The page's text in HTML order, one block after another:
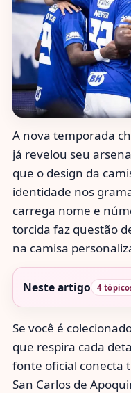
A nova temporada
já revelou seu
que o design da
identidade nos
carrega nome e
torcida faz questão
na camisa
Neste artigo 4
Se você é
que respira cada
fonte oficial conecta
San Carlos de